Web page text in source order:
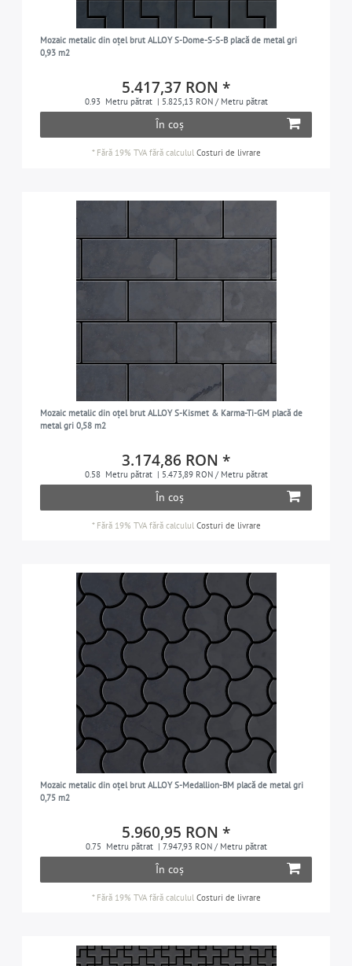
Mozaic metalic din oțel brut ALLOY S-Dome-S-S-B placă de metal gri
0,93 m2
5.417,37 RON *
0.93 Metru pătrat | 5.825,13 RON / Metru pătrat
În coș
* Fără 19% TVAfără calculul Costuri de livrare
Mozaic metalic din oțel brut ALLOY S-Kismet & Karma-Ti-GM placă de
metal gri 0,58 m2
3.174,86 RON *
0.58 Metru pătrat | 5.473,89 RON / Metru pătrat
În coș
* Fără 19% TVAfără calculul Costuri de livrare
Mozaic metalic din oțel brut ALLOY S-Medallion-BM placă de metal gri
0,75 m2
5.960,95 RON *
0.75 Metru pătrat | 7.947,93 RON / Metru pătrat
În coș
* Fără 19% TVAfără calculul Costuri de livrare